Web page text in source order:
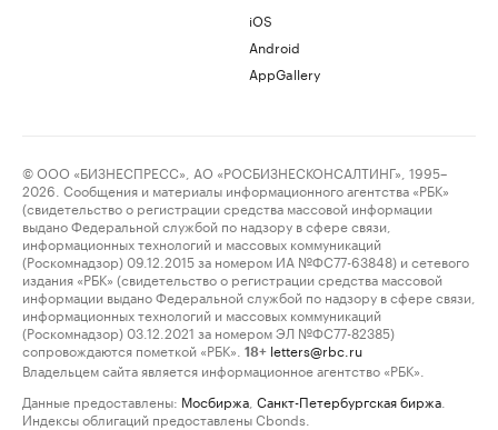
iOS
Android
AppGallery
© ООО «БИЗНЕСПРЕСС», АО «РОСБИЗНЕСКОНСАЛТИНГ», 1995–
2026. Сообщения и материалы информационного агентства «РБК»
(свидетельство о регистрации средства массовой информации
выдано Федеральной службой по надзору в сфере связи,
информационных технологий и массовых коммуникаций
(Роскомнадзор) 09.12.2015 за номером ИА №ФС77-63848) и сетевого
издания «РБК» (свидетельство о регистрации средства массовой
информации выдано Федеральной службой по надзору в сфере связи,
информационных технологий и массовых коммуникаций
(Роскомнадзор) 03.12.2021 за номером ЭЛ №ФС77-82385)
сопровождаются пометкой «РБК».
18+ letters@rbc.ru
Владельцем сайта является информационное агентство «РБК».
Данные предоставлены: Мосбиржа Санкт-Петербургская биржа
Индексы облигаций предоставлены Cbonds.